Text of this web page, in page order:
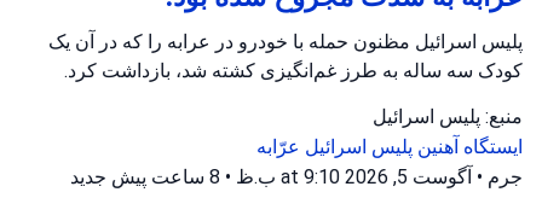
پلیس اسرائیل مظنون حمله با خودرو در عرابه را که در آن یک
کودک سه ساله به طرز غم‌انگیزی کشته شد، بازداشت کرد.
منبع: پلیس اسرائیل
ایستگاه آهنین پلیس اسرائیل عرّابه
جرم • آگوست 5, 2026 at 9:10 ب.ظ • 8 ساعت پیش جدید